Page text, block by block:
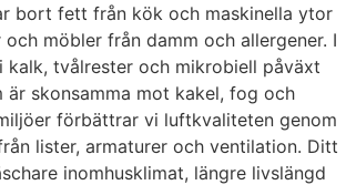
bort fett från kök och maskinella ytor
möbler från damm och allergener. I
kalk, tvålrester och mikrobiell påväxt
är skonsamma mot kakel, fog och
förbättrar vi luftkvaliteten genom
lister, armaturer och ventilation. Ditt
inomhusklimat, längre livslängd